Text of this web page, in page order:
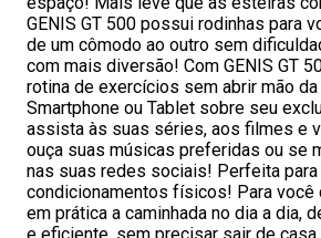
GENIS GT 500 possui rodinhas para
de um cômodo ao outro sem
com mais diversão! Com GENIS GT
rotina de exercícios sem abrir mão
Smartphone ou Tablet sobre seu
assista às suas séries, aos filmes e
ouça suas músicas preferidas ou se
nas suas redes sociais! Perfeita
condicionamentos físicos! Para você
em prática a caminhada no dia a dia,